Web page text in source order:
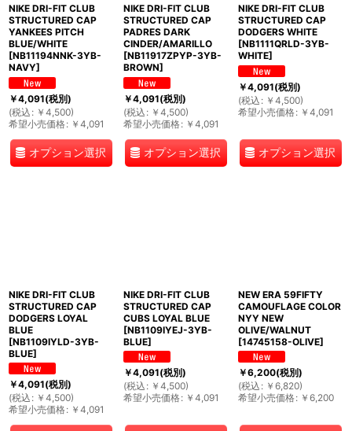
NIKE DRI-FIT CLUB
STRUCTURED CAP
YANKEES PITCH
BLUE/WHITE
[NB11194NNK-3YB-
NAVY]
￥4,091(税別)
(税込 : ￥ 4,500)
希望小売価格: ￥ 4,091
オプション選択
NIKE DRI-FIT CLUB
STRUCTURED CAP
PADRES DARK
CINDER/AMARILLO
[NB11917ZPYP-3YB-
BROWN]
￥4,091(税別)
(税込 : ￥ 4,500)
希望小売価格: ￥ 4,091
オプション選択
NIKE DRI-FIT CLUB
STRUCTURED CAP
DODGERS WHITE
[NB1111QRLD-3YB-
WHITE]
￥4,091(税別)
(税込 : ￥ 4,500)
希望小売価格: ￥ 4,091
オプション選択
NIKE DRI-FIT CLUB
STRUCTURED CAP
DODGERS LOYAL
BLUE
[NB1109IYLD-3YB-
BLUE]
￥4,091(税別)
(税込 : ￥ 4,500)
希望小売価格: ￥ 4,091
NIKE DRI-FIT CLUB
STRUCTURED CAP
CUBS LOYAL BLUE
[NB1109IYEJ-3YB-
BLUE]
￥4,091(税別)
(税込 : ￥ 4,500)
希望小売価格: ￥ 4,091
NEW ERA 59FIFTY
CAMOUFLAGE COLOR
NYY NEW
OLIVE/WALNUT
[14745158-OLIVE]
￥6,200(税別)
(税込 : ￥ 6,820)
希望小売価格: ￥ 6,200